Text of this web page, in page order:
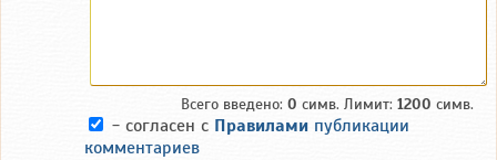
Всего введено: 0 симв. Лимит: 1200 симв.
- согласен с Правилами публикации
комментариев